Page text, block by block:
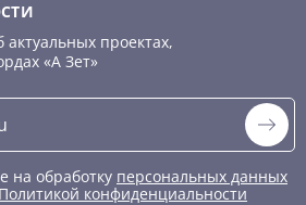
проектах,
«А Зет»
на обработку персональных данных
Политикой конфиденциальности